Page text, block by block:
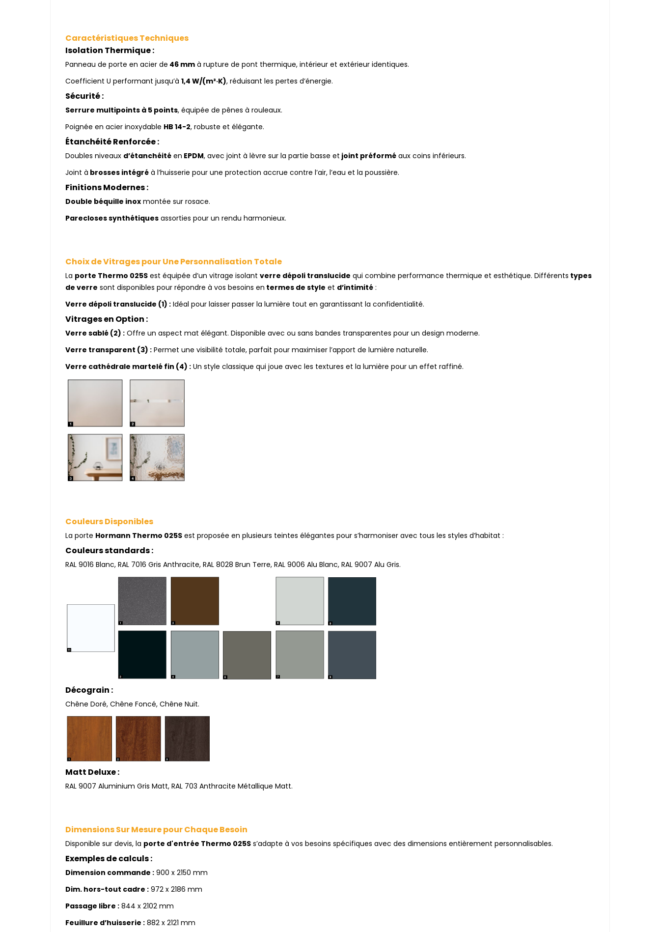
Caractéristiques Techniques
Isolation Thermique :
Panneau de porte en acier de 46 mm à rupture de pont thermique, intérieur et extérieur identiques.
Coefficient U performant jusqu’à 1,4 W/(m²·K), réduisant les pertes d’énergie.
Sécurité :
Serrure multipoints à 5 points, équipée de pênes à rouleaux.
Poignée en acier inoxydable HB 14-2, robuste et élégante.
Étanchéité Renforcée :
Doubles niveaux d’étanchéité en EPDM, avec joint à lèvre sur la partie basse et joint préformé aux coins inférieurs.
Joint à brosses intégré à l’huisserie pour une protection accrue contre l’air, l’eau et la poussière.
Finitions Modernes :
Double béquille inox montée sur rosace.
Parecloses synthétiques assorties pour un rendu harmonieux.
Choix de Vitrages pour Une Personnalisation Totale
La porte Thermo 025S est équipée d’un vitrage isolant verre dépoli translucide qui combine performance thermique et esthétique. Différents types
de verre sont disponibles pour répondre à vos besoins en termes de style et d’intimité :
Verre dépoli translucide (1) : Idéal pour laisser passer la lumière tout en garantissant la confidentialité.
Vitrages en Option :
Verre sablé (2) : Offre un aspect mat élégant. Disponible avec ou sans bandes transparentes pour un design moderne.
Verre transparent (3) : Permet une visibilité totale, parfait pour maximiser l’apport de lumière naturelle.
Verre cathédrale martelé fin (4) : Un style classique qui joue avec les textures et la lumière pour un effet raffiné.
Couleurs Disponibles
La porte Hormann Thermo 025S est proposée en plusieurs teintes élégantes pour s’harmoniser avec tous les styles d’habitat :
Couleurs standards :
RAL 9016 Blanc, RAL 7016 Gris Anthracite, RAL 8028 Brun Terre, RAL 9006 Alu Blanc, RAL 9007 Alu Gris.
Décograin :
Chêne Doré, Chêne Foncé, Chêne Nuit.
Matt Deluxe :
RAL 9007 Aluminium Gris Matt, RAL 703 Anthracite Métallique Matt.
Dimensions Sur Mesure pour Chaque Besoin
Disponible sur devis, la porte d'entrée Thermo 025S s’adapte à vos besoins spécifiques avec des dimensions entièrement personnalisables.
Exemples de calculs :
Dimension commande : 900 x 2150 mm
Dim. hors-tout cadre : 972 x 2186 mm
Passage libre : 844 x 2102 mm
Feuillure d’huisserie : 882 x 2121 mm